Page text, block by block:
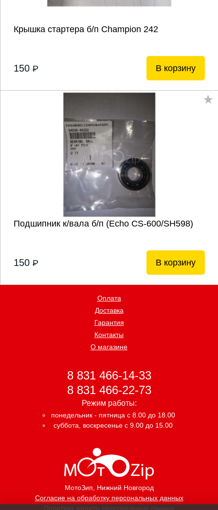
Крышка стартера б/п Champion 242
150 P В корзину
Подшипник к/вала б/п (Echo CS-600/SH598)
150 P В корзину
МотоЗип, Нижний Новгород
Согласие на обработку персональных данных
Политика защиты персональных данных
Оплата
Доставка
Гарантия
Контакты
О магазине
8 831 466-14-33
8 831 466-22-73
Режим работы:
понедельник - пятница с 8.00 до 18.00
суббота, воскресенье с 9.00 до 15.00